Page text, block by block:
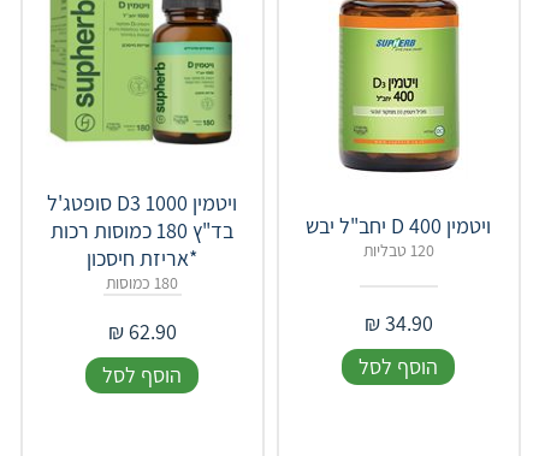
ויטמין D 400 יחב"ל יבש
120 טבליות
34.90
₪
הוסף לסל
ויטמין 1000 D3 סופטג'ל
בד"ץ 180 כמוסות רכות
*אריזת חיסכון
180 כמוסות
62.90
₪
הוסף לסל